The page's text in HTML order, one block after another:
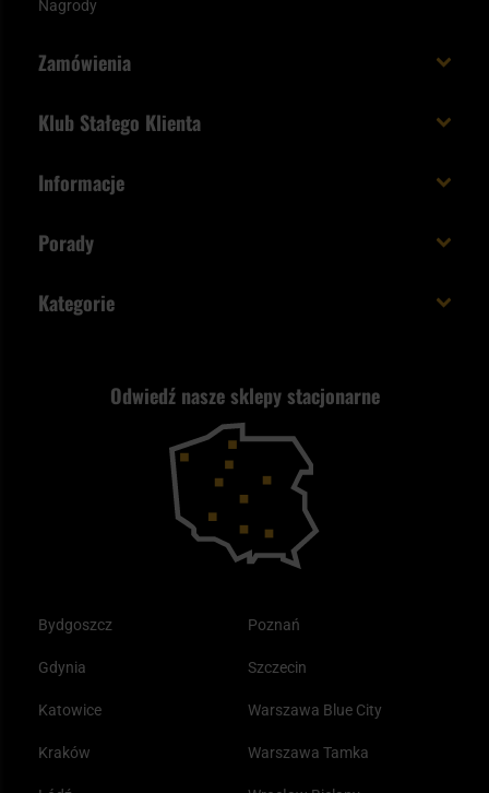
Nagrody
Zamówienia
Paczka w weekend
Status zamówienia
Wysyłka za granicę
Reklamacje i gwarancja
Klub Stałego Klienta
Unboxing Militaria.pl
Logowanie
Odwiedź nasze sklepy stacjonarne
Bydgoszcz
Gdynia
Katowice
Kraków
Poznań
Szczecin
Warszawa Blue City
Warszawa Tamka
Informacje
Polityka prywatności
Kupony i kody rabatowe
Porady
Plecak ewakuacyjny preppersa
Kategorie
Samoobrona